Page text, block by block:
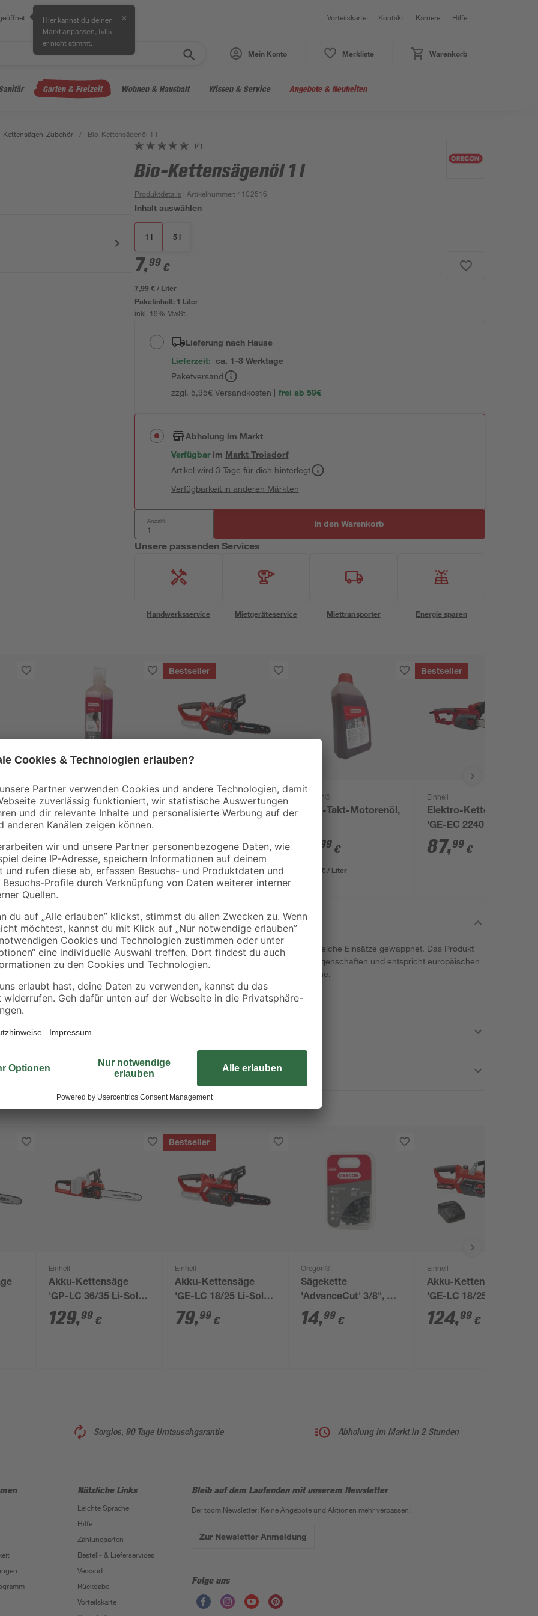
Hier kannst du deinen
Markt anpassen , falls
er nicht stimmt.
✕ Vorteilskarte Kontakt Karriere Hilfe
Mein Konto Merkliste Warenkorb
Garten & Freizeit Wohnen & Haushalt Wissen & Service Angebote & Neuheiten
Kettensägen-Zubehör / Bio-Kettensägenöl 1 l
(4)
Bio-Kettensägenöl 1 l
Produktdetails | Artikelnummer:4102516
Inhalt auswählen
1 l 5 l
7,99 €
7,99 € / Liter
Paketinhalt: 1 Liter
inkl. 19% MwSt.
Lieferung nach Hause
Lieferzeit: ca. 1-3 Werktage
Paketversand
zzgl. 5,95€ Versandkosten | frei ab 59€
Abholung im Markt
Verfügbar im MarktTroisdorf
Artikel wird 3 Tage für dich hinterlegt
Verfügbarkeit in anderen Märkten
Anzahl: In den Warenkorb
Unsere passenden Services
Handwerksservice Mietgeräteservice Miettransporter Energie sparen
Oregon®
Zwei-Takt-Motorenöl,
100 ml
4,99 €
49,90 € / Liter
Bestseller
Einhell
Akku-Kettensäge
79,99€
Oregon®
Zwei-Takt-Motorenöl,
99 €
11,99 € / Liter
Bestseller
Einhell
Elektro-Kettensäge
'GE-EC 2240'
rot/schwarz 40,6 cm,
2200 W
87,99 €
Mit diesem ergiebigen Kettenöl sind Sie für zahlreiche Einsätze gewappnet. Das Produkt
verfügt über hervorragende Schmier- und Hafteigenschaften und entspricht europäischen
Bio-Standards. Erhältlich in der 1- und 5-l-Flasche.
Einhell
Akku-Kettensäge
'GP-LC 36/35 Li-Solo'
ohne Akku 36 V 35 cm
129,99 €
Bestseller
Einhell
Akku-Kettensäge
'GE-LC 18/25 Li-Solo'
ohne Akku 18 V 25 cm
79,99 €
Oregon®
Sägekette
'AdvanceCut' 3/8", 1,1
mm, 40 Glieder
14,99 €
Einhell
Akku-Kettensäge
'GE-LC 18/25 Li Kit'
mit Akku und
Ladegerät 18 V 25 cm
124,99 €
Sorglos, 90 Tage Umtauschgarantie Abholung im Markt in 2 Stunden
Nützliche Links
Leichte Sprache
Hilfe
Zahlungsarten
Bestell- & Lieferservices
Versand
Rückgabe
Vorteilskarte
Bleib auf dem Laufenden mit unserem Newsletter
Der toom Newsletter: Keine Angebote und Aktionen mehr verpassen!
Zur Newsletter Anmeldung
Folge uns